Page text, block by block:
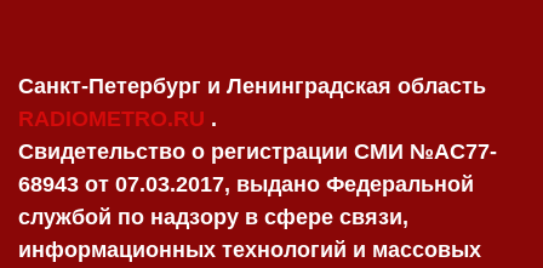
Санкт-Петербург и Ленинградская область
RADIOMETRO.RU .
Свидетельство о регистрации СМИ №AC77-
68943 от 07.03.2017, выдано Федеральной
службой по надзору в сфере связи,
информационных технологий и массовых